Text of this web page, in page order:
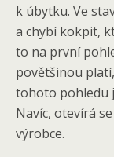
k úbytku. Ve
a chybí kokpit,
to na první
povětšinou
tohoto pohledu
Navíc, otevírá
výrobce.